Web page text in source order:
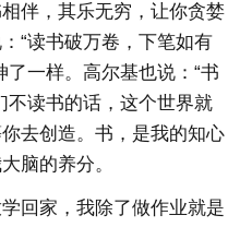
伴，其乐无穷，让你贪婪
“读书破万卷，下笔如有
一样。高尔基也说：“书
不读书的话，这个世界就
去创造。书，是我的知心
脑的养分。
回家，我除了做作业就是